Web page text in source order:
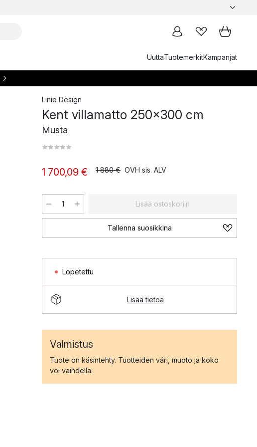
UuttaTuotemerkitKampanjat
Linie Design
Kent villamatto 250x300 cm
Musta
1 700,09 € 1 880 € OVH sis. ALV
Lisää ostoskoriin
Tallenna suosikkina
Lopetettu
Lisää tietoa
Valmistus
Tuote on käsintehty. Tuotteiden väri, muoto ja koko
voi vaihdella.